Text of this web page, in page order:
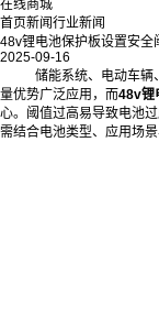
在线商城
首页新闻行业新闻
48v锂电池保护板设置安全
2025-09-16
储能系统、电动车辆
量优势广泛应用，而48v锂
心。阈值过高易导致电池
需结合电池类型、应用场